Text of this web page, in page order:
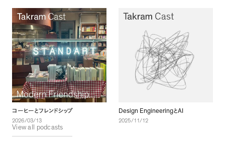
コーヒーとフレンドシップ
2026/03/13
Design EngineeringとAI
2025/11/12
View all podcasts